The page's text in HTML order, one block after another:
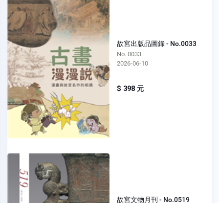
故宮出版品圖錄 - No.0033
No. 0033
2026-06-10
$ 398 元
故宮文物月刊 - No.0519